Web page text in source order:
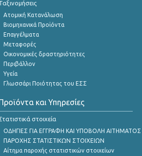
Ατομική Κατανάλωση
Βιομηχανικά Προϊόντα
Επαγγέλματα
Μεταφορές
Οικονομικές δραστηριότητες
Περιβάλλον
Υγεία
Γλωσσάρι Ποιότητας του ΕΣΣ
και Υπηρεσίες
στοιχεία
ΟΔΗΓΙΕΣ ΓΙΑ ΕΓΓΡΑΦΗ ΚΑΙ ΥΠΟΒΟΛΗ ΑΙΤΗΜΑΤΟΣ
ΠΑΡΟΧΗΣ ΣΤΑΤΙΣΤΙΚΩΝ ΣΤΟΙΧΕΙΩΝ
Αίτημα παροχής στατιστικών στοιχείων